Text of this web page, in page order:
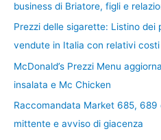
business di Briatore, figli e
Prezzi delle sigarette: Listino dei
vendute in Italia con relativi
McDonald’s Prezzi Menu
insalata e Mc Chicken
Raccomandata Market 685, 689
mittente e avviso di giacenza